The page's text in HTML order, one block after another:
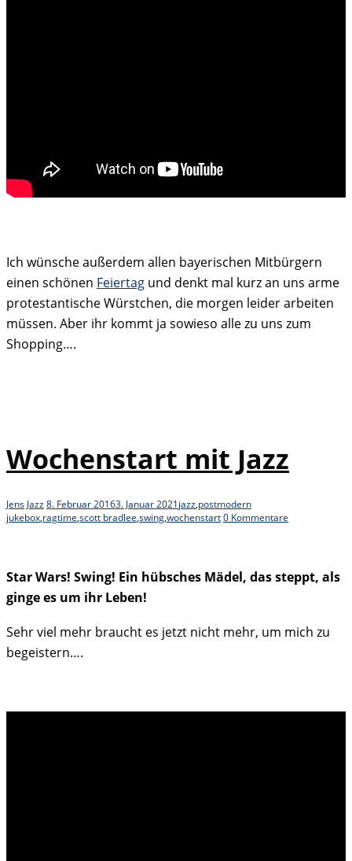
Ich wünsche außerdem allen bayerischen Mitbürgern
einen schönen Feiertag und denkt mal kurz an uns arme
protestantische Würstchen, die morgen leider arbeiten
müssen. Aber ihr kommt ja sowieso alle zu uns zum
Shopping….
Wochenstart mit Jazz
Jens Jazz8. Februar 20163. Januar 2021jazz,postmodern
jukebox,ragtime,scott bradlee,swing,wochenstart0 Kommentare
Star Wars! Swing! Ein hübsches Mädel, das steppt, als
ginge es um ihr Leben!
Sehr viel mehr braucht es jetzt nicht mehr, um mich zu
begeistern….